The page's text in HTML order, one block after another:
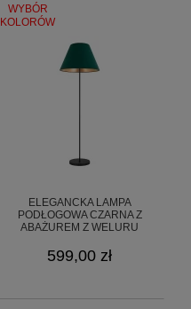
WYBÓR
KOLORÓW
ELEGANCKA LAMPA
PODŁOGOWA CZARNA Z
ABAŻUREM Z WELURU
599,00 zł